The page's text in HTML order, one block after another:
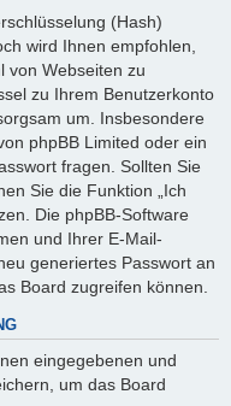
(Hash)
wird Ihnen empfohlen,
von Webseiten zu
zu Ihrem Benutzerkonto
um. Insbesondere
phpBB Limited oder ein
fragen. Sollten Sie
Sie die Funktion „Ich
Die phpBB-Software
und Ihrer E-Mail-
generiertes Passwort an
Board zugreifen können.
eingegebenen und
um das Board